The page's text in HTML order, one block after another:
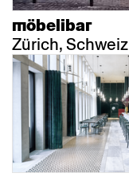
möbelibar
Zürich, Schweiz